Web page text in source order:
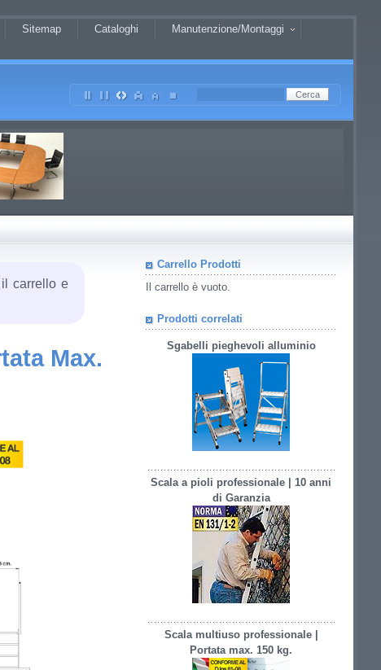
Sitemap Cataloghi
Manutenzione/Montaggi
carrello e
Max.
Carrello Prodotti
Il carrello è vuoto.
Prodotti correlati
Sgabelli pieghevoli alluminio
Scala a pioli professionale | 10 anni
di Garanzia
Scala multiuso professionale |
Portata max. 150 kg.